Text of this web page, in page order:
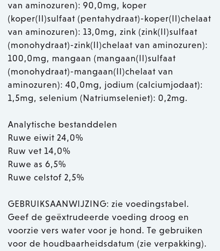
van aminozuren): 90,0mg, koper
(koper(II)sulfaat (pentahydraat)-koper(II)chelaat
van aminozuren): 13,0mg, zink (zink(II)sulfaat
(monohydraat)-zink(II)chelaat van aminozuren):
100,0mg, mangaan (mangaan(II)sulfaat
(monohydraat)-mangaan(II)chelaat van
aminozuren): 40,0mg, jodium (calciumjodaat):
1,5mg, selenium (Natriumseleniet): 0,2mg.
Analytische bestanddelen
Ruwe eiwit 24,0%
Ruw vet 14,0%
Ruwe as 6,5%
Ruwe celstof 2,5%
GEBRUIKSAANWIJZING: zie voedingstabel.
Geef de geëxtrudeerde voeding droog en
voorzie vers water voor je hond. Te gebruiken
voor de houdbaarheidsdatum (zie verpakking).